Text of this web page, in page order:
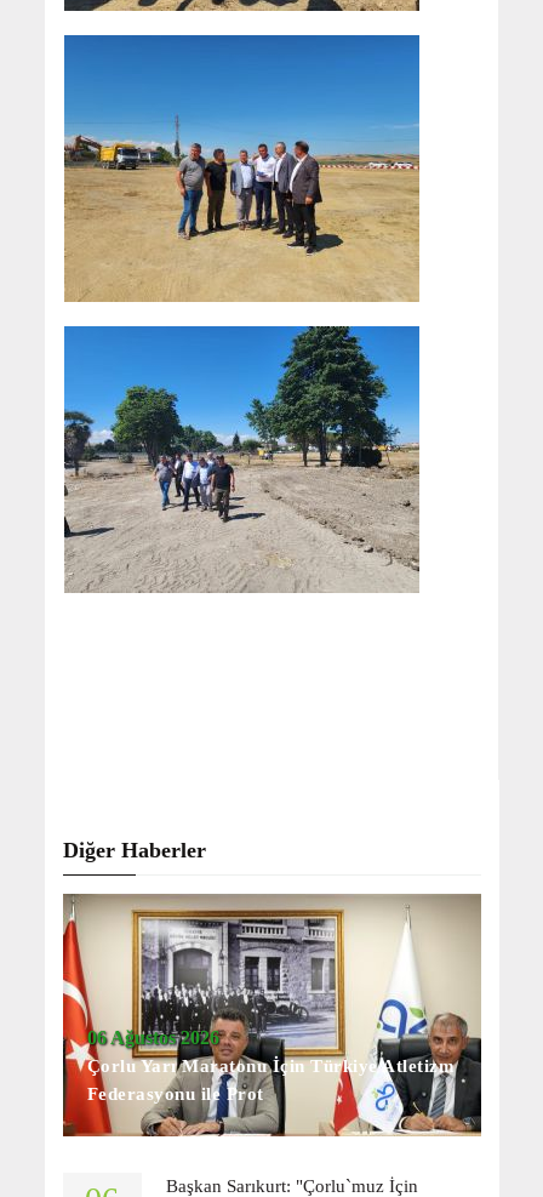
Diğer Haberler
06 Ağustos 2026
Çorlu Yarı Maratonu İçin Türkiye Atletizm
Federasyonu ile Prot
Başkan Sarıkurt: "Çorlu`muz İçin